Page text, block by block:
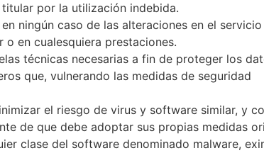
por la utilización indebida.
ningún caso de las alteraciones en el
en cualesquiera prestaciones.
técnicas necesarias a fin de proteger los
que, vulnerando las medidas de seguridad
el riesgo de virus y software similar, y
de que debe adoptar sus propias medidas
clase del software denominado malware,